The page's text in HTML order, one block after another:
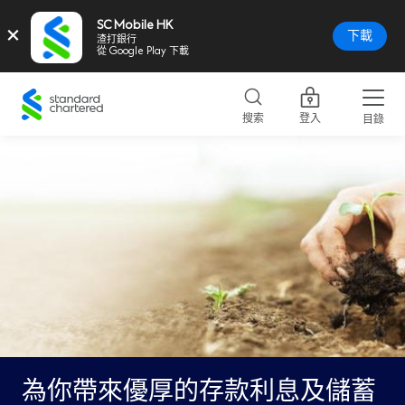
× SC Mobile HK
渣打銀行
從 Google Play 下載
下載
Standard
Chartered
搜索 登入 目錄
為你帶來優厚的存款利息及儲蓄